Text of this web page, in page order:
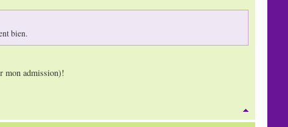
bien.
mon admission)!